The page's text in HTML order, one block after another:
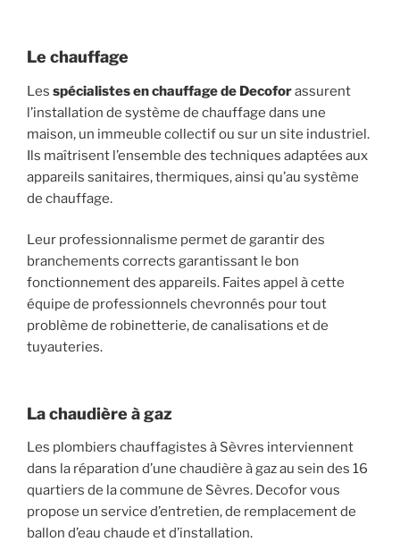
Le chauffage
Les spécialistes en chauffage de Decoforassurent
l’installation de système de chauffage dans une
maison, un immeuble collectif ou sur un site industriel.
Ils maîtrisent l’ensemble des techniques adaptées aux
appareils sanitaires, thermiques, ainsi qu’au système
de chauffage.
Leur professionnalisme permet de garantir des
branchements corrects garantissant le bon
fonctionnement des appareils. Faites appel à cette
équipe de professionnels chevronnés pour tout
problème de robinetterie, de canalisations et de
tuyauteries.
La chaudière à gaz
Les plombiers chauffagistes à Sèvres interviennent
dans la réparation d’une chaudière à gaz au sein des 16
quartiers de la commune de Sèvres. Decofor vous
propose un service d’entretien, de remplacement de
ballon d’eau chaude et d’installation.